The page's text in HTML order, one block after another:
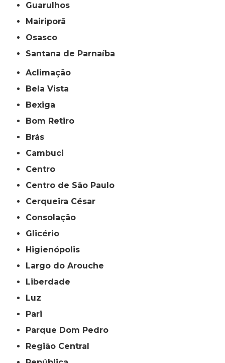
Guarulhos
Mairiporã
Osasco
Santana de Parnaíba
Aclimação
Bela Vista
Bexiga
Bom Retiro
Brás
Cambuci
Centro
Centro de São Paulo
Cerqueira César
Consolação
Glicério
Higienópolis
Largo do Arouche
Liberdade
Luz
Pari
Parque Dom Pedro
Região Central